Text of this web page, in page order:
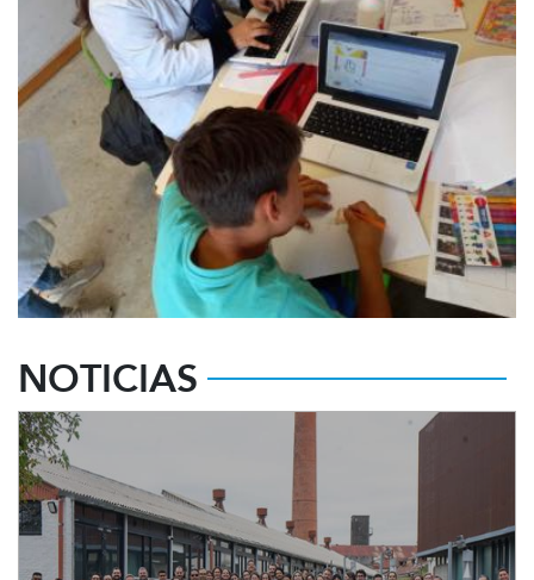
Educación Sexual Integral: una herramienta para
derribar mitos y fomentar valores y derechos
Las emociones en el aula: primeros egresados de la
especialización de la Maestría en Diseño de
Ambientes de Aprendizaje de UTEC
NOTICIAS